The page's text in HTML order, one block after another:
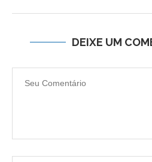
DEIXE UM